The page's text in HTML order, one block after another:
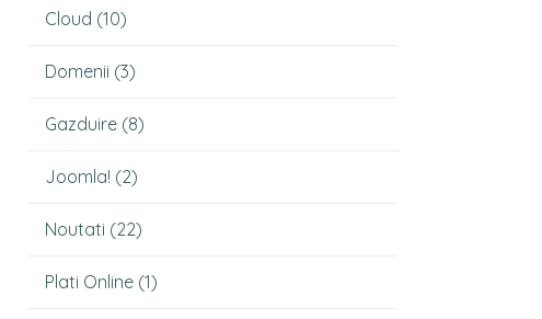
Cloud (10)
Domenii (3)
Gazduire (8)
Joomla! (2)
Noutati (22)
Plati Online (1)